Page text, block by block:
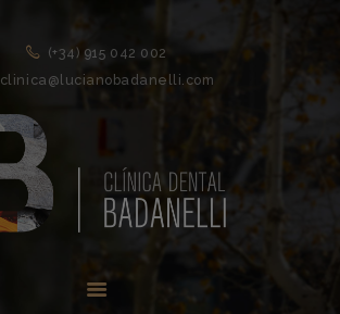
(+34) 915 042 002
clinica@lucianobadanelli.com